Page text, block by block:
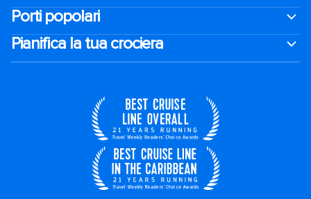
Porti popolari
Pianifica la tua crociera